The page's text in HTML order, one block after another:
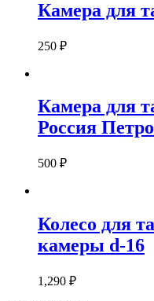
Камера для
250 ₽
Камера для
Россия
500 ₽
Колесо для
камеры d-16
1,290 ₽